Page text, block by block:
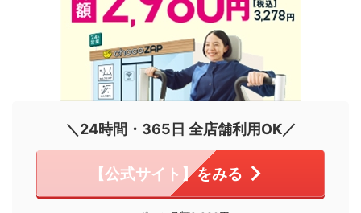
＼24時間・365日 全店舗利用OK／
【公式サイト】をみる